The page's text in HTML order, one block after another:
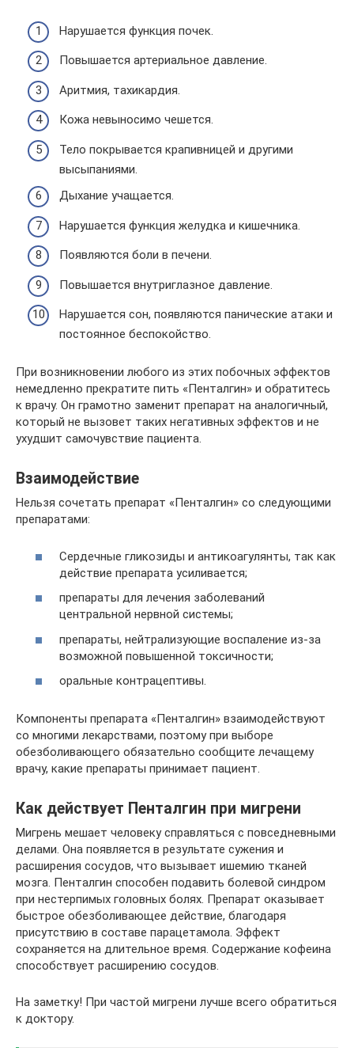
Нарушается функция почек.
Повышается артериальное давление.
Аритмия, тахикардия.
Кожа невыносимо чешется.
Тело покрывается крапивницей и другими
высыпаниями.
Дыхание учащается.
Нарушается функция желудка и кишечника.
Появляются боли в печени.
Повышается внутриглазное давление.
Нарушается сон, появляются панические атаки и
постоянное беспокойство.
При возникновении любого из этих побочных эффектов
немедленно прекратите пить «Пенталгин» и обратитесь
к врачу. Он грамотно заменит препарат на аналогичный,
который не вызовет таких негативных эффектов и не
ухудшит самочувствие пациента.
Взаимодействие
Нельзя сочетать препарат «Пенталгин» со следующими
препаратами:
Сердечные гликозиды и антикоагулянты, так как
действие препарата усиливается;
препараты для лечения заболеваний
центральной нервной системы;
препараты, нейтрализующие воспаление из-за
возможной повышенной токсичности;
оральные контрацептивы.
Компоненты препарата «Пенталгин» взаимодействуют
со многими лекарствами, поэтому при выборе
обезболивающего обязательно сообщите лечащему
врачу, какие препараты принимает пациент.
Как действует Пенталгин при мигрени
Мигрень мешает человеку справляться с повседневными
делами. Она появляется в результате сужения и
расширения сосудов, что вызывает ишемию тканей
мозга. Пенталгин способен подавить болевой синдром
при нестерпимых головных болях. Препарат оказывает
быстрое обезболивающее действие, благодаря
присутствию в составе парацетамола. Эффект
сохраняется на длительное время. Содержание кофеина
способствует расширению сосудов.
На заметку! При частой мигрени лучше всего обратиться
к доктору.